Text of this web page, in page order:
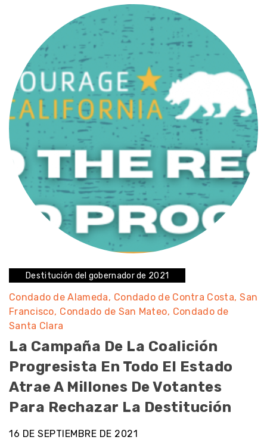
Destitución del gobernador de 2021
Condado de Alameda Condado de Contra Costa San
Francisco Condado de San Mateo Condado de
Santa Clara
La Campaña De La Coalición
Progresista En Todo El Estado
Atrae A Millones De Votantes
Para Rechazar La Destitución
16 DE SEPTIEMBRE DE 2021